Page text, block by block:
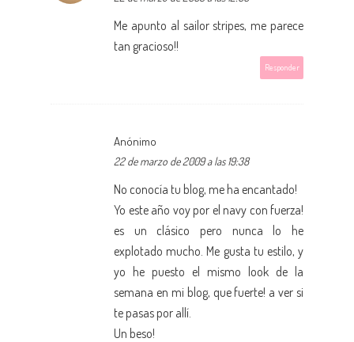
Me apunto al sailor stripes, me parece
tan gracioso!!
Responder
Anónimo
22 de marzo de 2009 a las 19:38
No conocía tu blog, me ha encantado!
Yo este año voy por el navy con fuerza!
es un clásico pero nunca lo he
explotado mucho. Me gusta tu estilo, y
yo he puesto el mismo look de la
semana en mi blog, que fuerte! a ver si
te pasas por allí.
Un beso!